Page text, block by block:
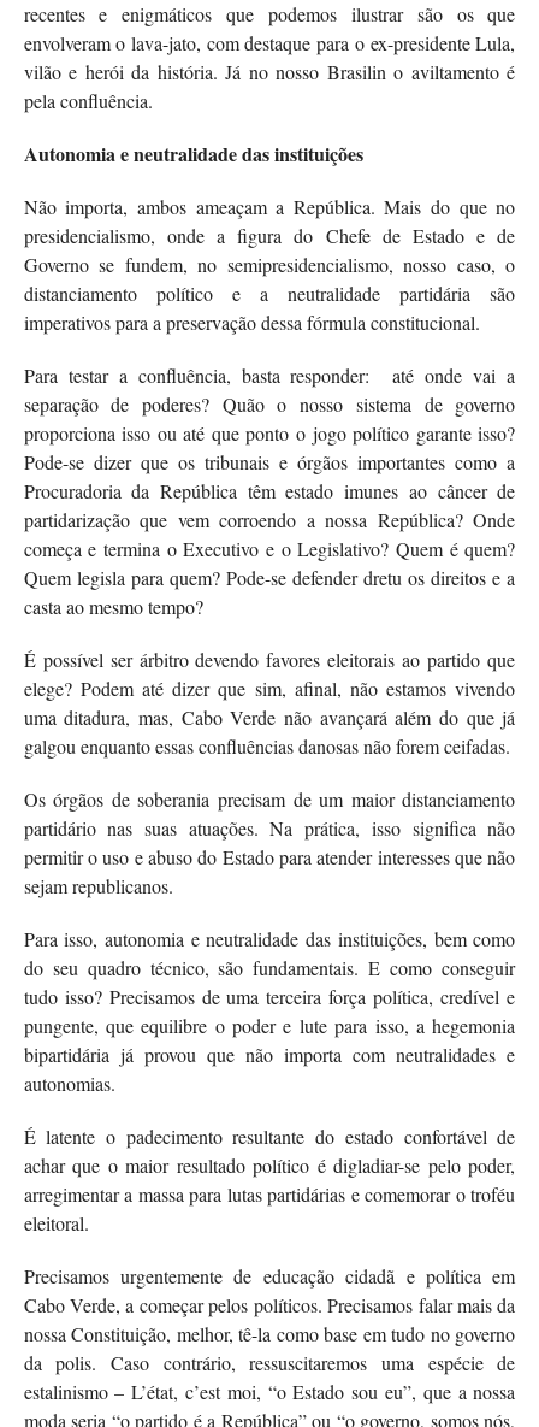
recentes e enigmáticos que podemos ilustrar são os que
envolveram o lava-jato, com destaque para o ex-presidente Lula,
vilão e herói da história. Já no nosso Brasilin o aviltamento é
pela confluência.
Autonomia e neutralidade das instituições
Não importa, ambos ameaçam a República. Mais do que no
presidencialismo, onde a figura do Chefe de Estado e de
Governo se fundem, no semipresidencialismo, nosso caso, o
distanciamento político e a neutralidade partidária são
imperativos para a preservação dessa fórmula constitucional.
Para testar a confluência, basta responder:
até onde vai a
separação de poderes? Quão o nosso sistema de governo
proporciona isso ou até que ponto o jogo político garante isso?
Pode-se dizer que os tribunais e órgãos importantes como a
Procuradoria da República têm estado imunes ao câncer de
partidarização que vem corroendo a nossa República? Onde
começa e termina o Executivo e o Legislativo? Quem é quem?
Quem legisla para quem? Pode-se defender dretu os direitos e a
casta ao mesmo tempo?
É possível ser árbitro devendo favores eleitorais ao partido que
elege? Podem até dizer que sim, afinal, não estamos vivendo
uma ditadura, mas, Cabo Verde não avançará além do que já
galgou enquanto essas confluências danosas não forem ceifadas.
Os órgãos de soberania precisam de um maior distanciamento
partidário nas suas atuações. Na prática, isso significa não
permitir o uso e abuso do Estado para atender interesses que não
sejam republicanos.
Para isso, autonomia e neutralidade das instituições, bem como
do seu quadro técnico, são fundamentais. E como conseguir
tudo isso? Precisamos de uma terceira força política, credível e
pungente, que equilibre o poder e lute para isso, a hegemonia
bipartidária já provou que não importa com neutralidades e
autonomias.
É latente o padecimento resultante do estado confortável de
achar que o maior resultado político é digladiar-se pelo poder,
arregimentar a massa para lutas partidárias e comemorar o troféu
eleitoral.
Precisamos urgentemente de educação cidadã e política em
Cabo Verde, a começar pelos políticos. Precisamos falar mais da
nossa Constituição, melhor, tê-la como base em tudo no governo
da polis. Caso contrário, ressuscitaremos uma espécie de
estalinismo – L’état, c’est moi, “o Estado sou eu”, que a nossa
moda seria “o partido é a República” ou “o governo, somos nós,